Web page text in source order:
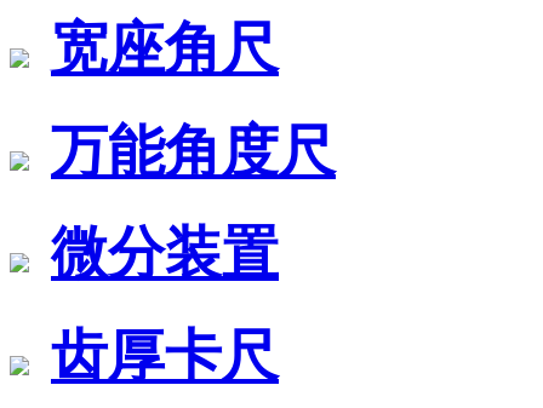
宽座角尺
万能角度尺
微分装置
齿厚卡尺